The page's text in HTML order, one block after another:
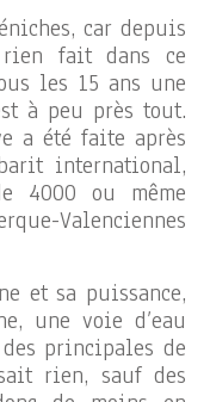
car depuis
rien fait dans ce
les 15 ans une
à peu près tout.
a été faite après
international,
4000 ou même
Valenciennes
et sa puissance,
une voie d’eau
principales de
rien, sauf des